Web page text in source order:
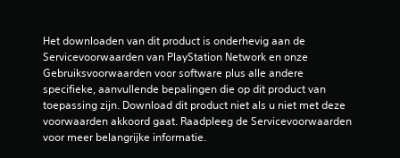
Het downloaden van dit product is onderhevig aan de
Servicevoorwaarden van PlayStation Network en onze
Gebruiksvoorwaarden voor software plus alle andere
specifieke, aanvullende bepalingen die op dit product van
toepassing zijn. Download dit product niet als u niet met deze
voorwaarden akkoord gaat. Raadpleeg de Servicevoorwaarden
voor meer belangrijke informatie.